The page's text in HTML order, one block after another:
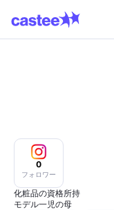
0
フォロワー
化粧品の資格所持
モデル一児の母